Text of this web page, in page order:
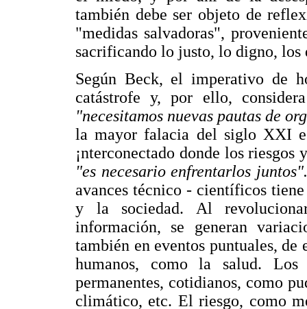
también debe ser objeto de
"medidas salvadoras",
sacrificando lo justo, lo digno, los
Según Beck, el imperativo de
catástrofe y, por ello,
"necesitamos nuevas pautas de
la mayor falacia del siglo XXI
¡nterconectado donde los
"es necesario enfrentarlos
avances técnico - científicos
y la sociedad. Al
información, se generan
también en eventos puntuales, de
humanos, como la salud.
permanentes, cotidianos, como
climático, etc. El riesgo, como